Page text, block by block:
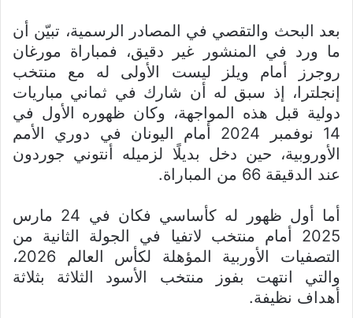
بعد البحث والتقصي في المصادر الرسمية، تبيّن أن
ما ورد في المنشور غير دقيق، فمباراة مورغان
روجرز أمام ويلز ليست الأولى له مع منتخب
إنجلترا، إذ سبق له أن شارك في ثماني مباريات
دولية قبل هذه المواجهة، وكان ظهوره الأول في
14 نوفمبر 2024 أمام اليونان في دوري الأمم
الأوروبية، حين دخل بديلًا لزميله أنتوني جوردون
عند الدقيقة 66 من المباراة.
أما أول ظهور له كأساسي فكان في 24 مارس
2025 أمام منتخب لاتفيا في الجولة الثانية من
التصفيات الأوربية المؤهلة لكأس العالم 2026،
والتي انتهت بفوز منتخب الأسود الثلاثة بثلاثة
أهداف نظيفة.